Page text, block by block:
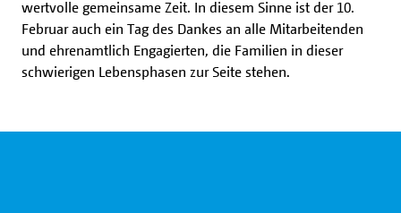
wertvolle gemeinsame Zeit. In diesem Sinne ist der 10.
Februar auch ein Tag des Dankes an alle Mitarbeitenden
und ehrenamtlich Engagierten, die Familien in dieser
schwierigen Lebensphasen zur Seite stehen.